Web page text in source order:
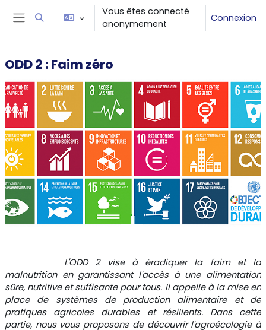
Passer au contenu principal
Panneau latéral
Activer/désactiver la saisie de recherche
Vous êtes connecté
anonymement
Connexion
ODD 2 : Faim zéro
Résumé de sectionL'ODD 2 vise à éradiquer la faim et la
malnutrition en garantissant l'accès à une alimentation
sûre, nutritive et suffisante pour tous. Il appelle à la mise en
place de systèmes de production alimentaire et de
pratiques agricoles durables et résilients. Dans cette
partie, nous vous proposons de découvrir l'agroécologie à